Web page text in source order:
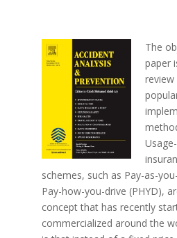
The
paper
schemes, such as Pay-as-
Pay-how-you-drive (PHYD),
concept that has recently
commercialized around the